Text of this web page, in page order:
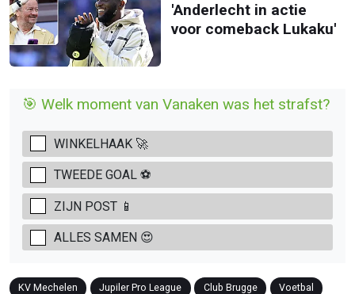
'Anderlecht in actie
voor comeback Lukaku'
🎯 Welk moment van Vanaken was het strafst?
WINKELHAAK 🚀
TWEEDE GOAL ⚽
ZIJN POST 📱
ALLES SAMEN 😍
KV Mechelen Jupiler Pro League Club Brugge Voetbal